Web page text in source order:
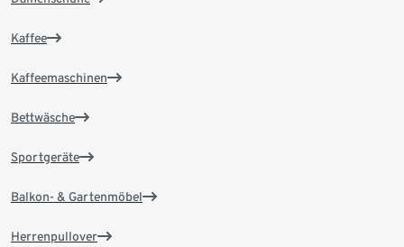
Kaffee
Kaffeemaschinen
Bettwäsche
Sportgeräte
Balkon- & Gartenmöbel
Herrenpullover